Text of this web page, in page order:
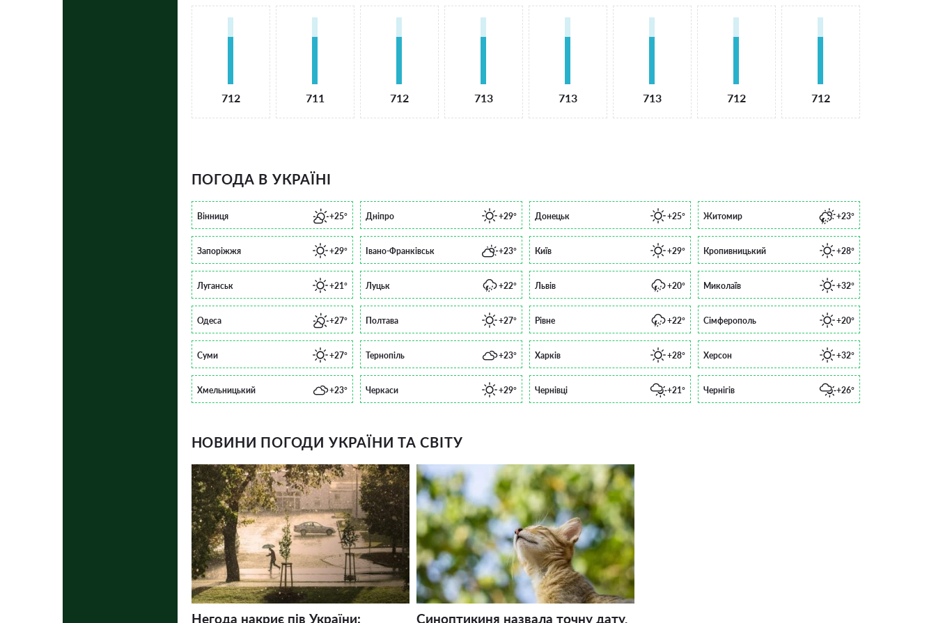
712 711 712 713 713 713 712 712
ПОГОДА В УКРАЇНІ
Вінниця +25° Дніпро +29° Донецьк +25° Житомир +23°
Запоріжжя +29° Івано-Франківськ +23° Київ +29° Кропивницький +28°
Луганськ +21° Луцьк +22° Львів +20° Миколаїв +32°
Одеса +27° Полтава +27° Рівне +22° Сімферополь +20°
Суми +27° Тернопіль +23° Харків +28° Херсон +32°
Хмельницький +23° Черкаси +29° Чернівці +21° Чернігів +26°
НОВИНИ ПОГОДИ УКРАЇНИ ТА СВІТУ
Негода накриє пів України:
Синоптикиня назвала точну дату,